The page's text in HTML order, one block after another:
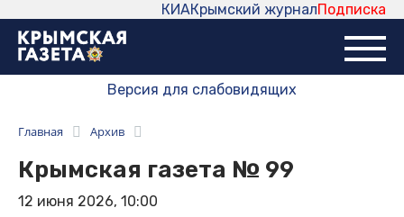
Подписка
Крымский журнал
КИА
Версия для слабовидящих
Главная Архив
Крымская газета № 99
12 июня 2026, 10:00